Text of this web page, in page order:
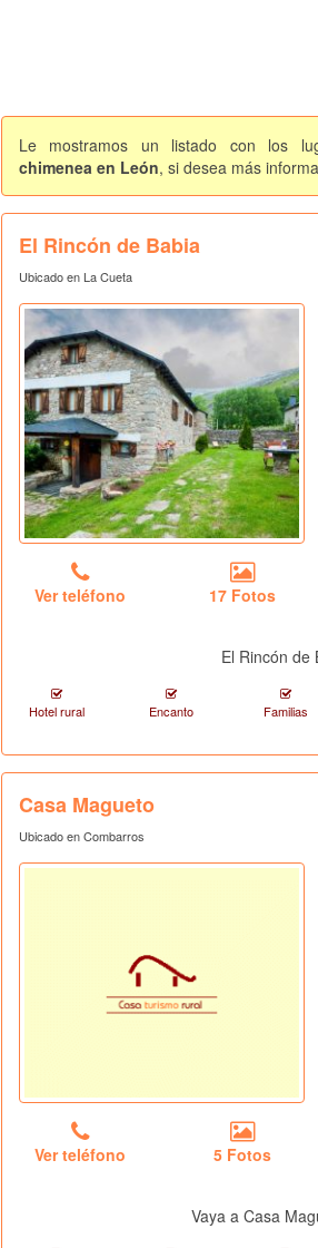
Le mostramos un listado con los
chimenea en León, si desea más
El Rincón de Babia
Ubicado en La Cueta
Ver teléfono 17 Fotos
El Rincón de
Hotel rural Encanto Familias
Casa Magueto
Ubicado en Combarros
Ver teléfono 5 Fotos
Vaya a Casa